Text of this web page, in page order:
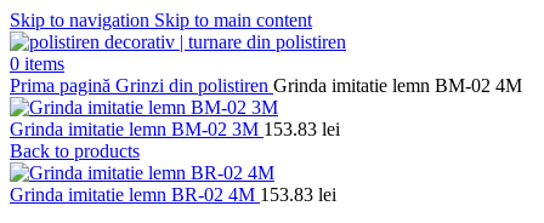
Skip to navigation Skip to main content
0 items
Prima pagină Grinzi din polistiren Grinda imitatie lemn BM-02 4M
Grinda imitatie lemn BM-02 3M 153.83 lei
Back to products
Grinda imitatie lemn BR-02 4M 153.83 lei